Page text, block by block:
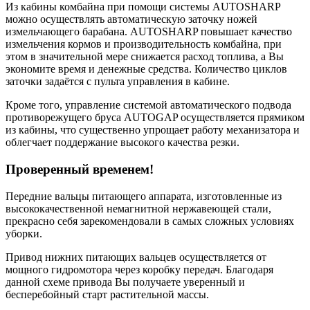
Из кабины комбайна при помощи системы AUTOSHARP
можно осуществлять автоматическую заточку ножей
измельчающего барабана. AUTOSHARP повышает качество
измельчения кормов и производительность комбайна, при
этом в значительной мере снижается расход топлива, а Вы
экономите время и денежные средства. Количество циклов
заточки задаётся с пульта управления в кабине.
Кроме того, управление системой автоматического подвода
противорежущего бруса AUTOGAP осуществляется прямиком
из кабины, что существенно упрощает работу механизатора и
облегчает поддержание высокого качества резки.
Проверенный временем!
Передние вальцы питающего аппарата, изготовленные из
высококачественной немагнитной нержавеющей стали,
прекрасно себя зарекомендовали в самых сложных условиях
уборки.
Привод нижних питающих вальцев осуществляется от
мощного гидромотора через коробку передач. Благодаря
данной схеме привода Вы получаете уверенный и
бесперебойный старт растительной массы.